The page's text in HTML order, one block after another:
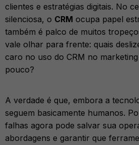
clientes e estratégias digitais. No
silenciosa, o CRM ocupa papel
também é palco de muitos
vale olhar para frente: quais
caro no uso do CRM no
pouco?
A verdade é que, embora a
seguem basicamente humanos.
falhas agora pode salvar sua
abordagens e garantir que